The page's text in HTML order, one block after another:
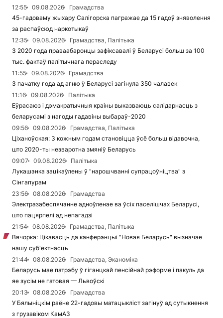
12:55
09.08.2026
Грамадства
45-гадоваму жыхару Салігорска пагражае да 15 гадоў зняволення
за распаўсюд наркотыкаў
12:35
09.08.2026
Грамадства, Палітыка
З 2020 года праваабаронцы зафіксавалі ў Беларусі больш за 100
тыс. фактаў палітычнага пераследу
11:55
09.08.2026
Грамадства
З пачатку года ад агню ў Беларусі загінула 350 чалавек
11:16
09.08.2026
Палітыка
Еўрасаюз і дэмакратычныя краіны выказваюць салідарнасць з
беларусамі з нагоды гадавіны выбараў-2020
09:56
09.08.2026
Грамадства, Палітыка
Ціханоўская: З кожным годам становіцца ўсё больш відавочна,
што 2020-ты незваротна змяніў Беларусь
09:07
09.08.2026
Палітыка
Лукашэнка зацікаўлены ў "нарошчванні супрацоўніцтва" з
Сінгапурам
23:56
08.08.2026
Грамадства
Электразабеспячэнне адноўленае ва ўсіх паселішчах Беларусі,
што пацярпелі ад непагадзі
21:54
08.08.2026
Грамадства, Палітыка
Вячорка: Цікавасць да канферэнцыі "Новая Беларусь" вызначае
нашу суб'ектнасць
21:44
08.08.2026
Грамадства, Эканоміка
Беларусь мае патрэбу ў гіганцкай пенсійнай рэформе і пакуль да
яе зусім не гатовая — Львоўскі
20:13
08.08.2026
Грамадства
У Бялыніцкім раёне 22-гадовы матацыкліст загінуў ад сутыкнення
з грузавіком КамАЗ